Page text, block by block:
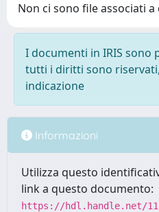
Non ci sono file associati
I documenti in IRIS
tutti i diritti sono
indicazione
Informazioni
Utilizza questo
link a questo documento:
https://hdl.handle.net/